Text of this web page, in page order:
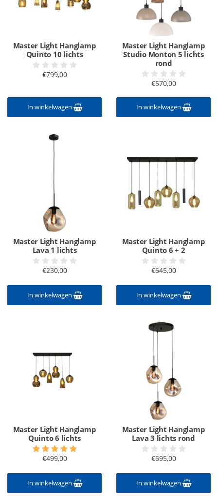
Master Light Hanglamp
Quinto 10 lichts
€799,00
In winkelwagen
Master Light Hanglamp
Studio Monton 5 lichts
rond
€570,00
In winkelwagen
Master Light Hanglamp
Lava 1 lichts
€230,00
In winkelwagen
Master Light Hanglamp
Quinto 6 + 2
€645,00
In winkelwagen
Master Light Hanglamp
Quinto 6 lichts
€499,00
In winkelwagen
Master Light Hanglamp
Lava 3 lichts rond
€695,00
In winkelwagen